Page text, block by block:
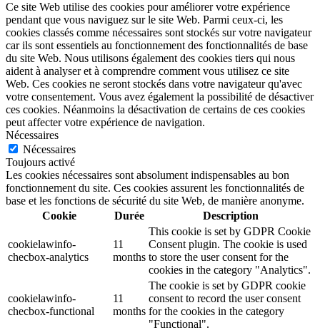
Ce site Web utilise des cookies pour améliorer votre expérience
pendant que vous naviguez sur le site Web. Parmi ceux-ci, les
cookies classés comme nécessaires sont stockés sur votre navigateur
car ils sont essentiels au fonctionnement des fonctionnalités de base
du site Web. Nous utilisons également des cookies tiers qui nous
aident à analyser et à comprendre comment vous utilisez ce site
Web. Ces cookies ne seront stockés dans votre navigateur qu'avec
votre consentement. Vous avez également la possibilité de désactiver
ces cookies. Néanmoins la désactivation de certains de ces cookies
peut affecter votre expérience de navigation.
Nécessaires
Nécessaires
Toujours activé
Les cookies nécessaires sont absolument indispensables au bon
fonctionnement du site. Ces cookies assurent les fonctionnalités de
base et les fonctions de sécurité du site Web, de manière anonyme.
Cookie
Durée Description
cookielawinfo-
checbox-analytics
11
months
This cookie is set by GDPR Cookie
Consent plugin. The cookie is used
to store the user consent for the
cookies in the category "Analytics".
cookielawinfo-
checbox-functional
11
months
The cookie is set by GDPR cookie
consent to record the user consent
for the cookies in the category
"Functional".